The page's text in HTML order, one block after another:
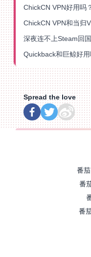
深夜连不上Steam回
Spread the love
番
番
番